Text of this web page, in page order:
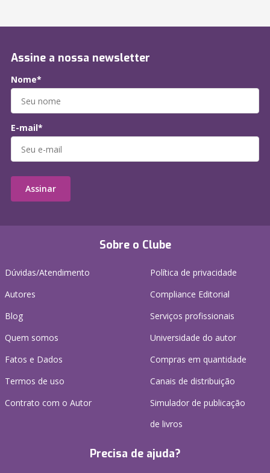
Sobre o Clube
Dúvidas/Atendimento
Autores
Blog
Quem somos
Fatos e Dados
Termos de uso
Contrato com o Autor
Política de privacidade
Compliance Editorial
Serviços profissionais
Universidade do autor
Compras em quantidade
Canais de distribuição
Simulador de publicação
de livros
Precisa de ajuda?
Assine a nossa newsletter
Nome*
E-mail*
Assinar